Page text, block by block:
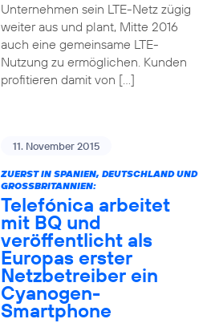
Unternehmen sein LTE-Netz zügig
weiter aus und plant, Mitte 2016
auch eine gemeinsame LTE-
Nutzung zu ermöglichen. Kunden
profitieren damit von […]
11. November 2015
ZUERST IN SPANIEN, DEUTSCHLAND UND
GROSSBRITANNIEN:
Telefónica arbeitet
mit BQ und
veröffentlicht als
Europas erster
Netzbetreiber ein
Cyanogen-
Smartphone